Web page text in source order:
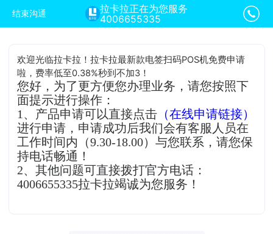
结束沟通
拉卡拉正在为您服务
4006655335
欢迎光临拉卡拉！拉卡拉最新款电签扫码POS机免费申请
啦，费率低至0.38%秒到不加3！
您好，为了更方便您办理业务，请您按照下
面提示进行操作：
1、产品申请可以直接点击 （在线申请链接）
进行申请，申请成功后我们会有客服人员在
工作时间内（9.30-18.00）与您联系，请您保
持电话畅通！
2、其他问题可直接拨打官方电话：
4006655335拉卡拉竭诚为您服务！